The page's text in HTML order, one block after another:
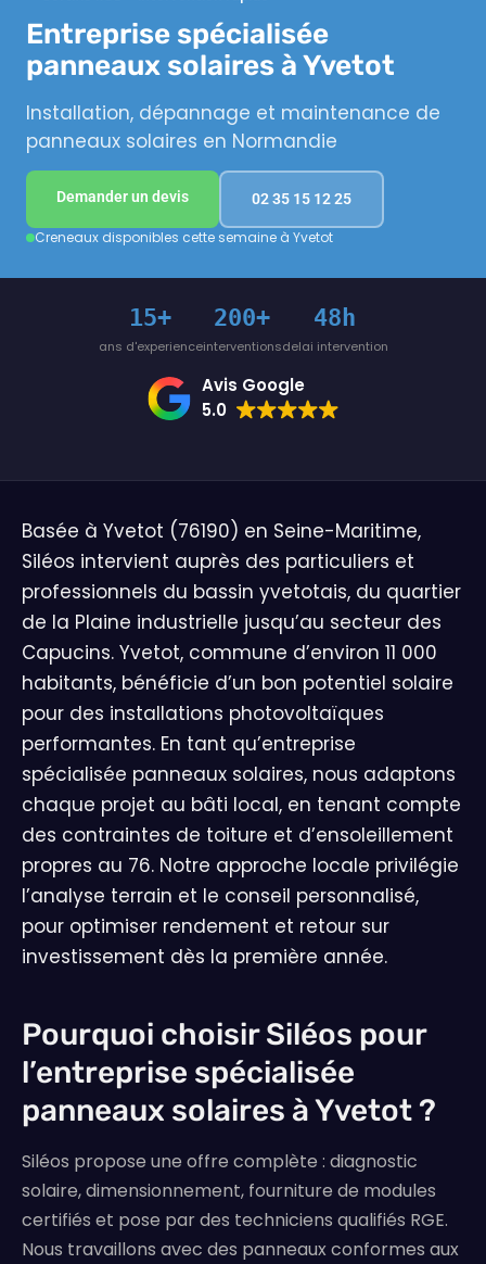
Entreprise spécialisée
panneaux solaires à Yvetot
Installation, dépannage et maintenance de
panneaux solaires en Normandie
Demander un devis 02 35 15 12 25
Creneaux disponibles cette semaine à Yvetot
15+
ans d'experience
200+
interventions
48h
delai intervention
Avis Google
5.0
Basée à Yvetot (76190) en Seine-Maritime,
Siléos intervient auprès des particuliers et
professionnels du bassin yvetotais, du quartier
de la Plaine industrielle jusqu’au secteur des
Capucins. Yvetot, commune d’environ 11 000
habitants, bénéficie d’un bon potentiel solaire
pour des installations photovoltaïques
performantes. En tant qu’entreprise
spécialisée panneaux solaires, nous adaptons
chaque projet au bâti local, en tenant compte
des contraintes de toiture et d’ensoleillement
propres au 76. Notre approche locale privilégie
l’analyse terrain et le conseil personnalisé,
pour optimiser rendement et retour sur
investissement dès la première année.
Pourquoi choisir Siléos pour
l’entreprise spécialisée
panneaux solaires à Yvetot ?
Siléos propose une offre complète : diagnostic
solaire, dimensionnement, fourniture de modules
certifiés et pose par des techniciens qualifiés RGE.
Nous travaillons avec des panneaux conformes aux